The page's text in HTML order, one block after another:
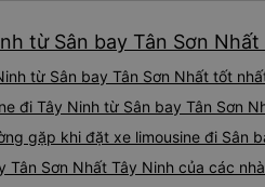
từ Sân bay Tân Sơn
từ Sân bay Tân Sơn Nhất tốt
đi Tây Ninh từ Sân bay Tân Sơn
gặp khi đặt xe limousine đi Sân
Tân Sơn Nhất Tây Ninh của các